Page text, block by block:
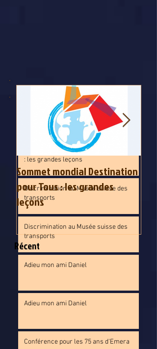
Sommet mondial Destination pour Tous
: les grandes leçons
Sommet mondial Destination pour Tous
: les grandes leçons
Discrimination au Musée suisse des
transports
Discrimination au Musée suisse des
transports
Adieu mon ami Daniel
Adieu mon ami Daniel
Conférence pour les 75 ans d'Emera
Récent
Sommet mondial Destination
pour Tous : les grandes
leçons